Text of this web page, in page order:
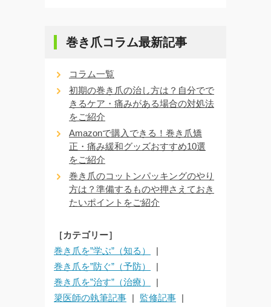
巻き爪コラム最新記事
コラム一覧
初期の巻き爪の治し方は？自分でで
きるケア・痛みがある場合の対処法
をご紹介
Amazonで購入できる！巻き爪矯
正・痛み緩和グッズおすすめ10選
をご紹介
巻き爪のコットンパッキングのやり
方は？準備するものや押さえておき
たいポイントをご紹介
［カテゴリー］
巻き爪を”学ぶ”（知る）
巻き爪を”防ぐ”（予防）
巻き爪を”治す”（治療）
簗医師の執筆記事
監修記事